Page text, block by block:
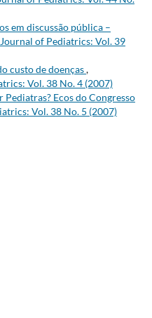
em discussão pública –
of Pediatrics: Vol. 39
custo de doenças,
Vol. 38 No. 4 (2007)
Pediatras? Ecos do Congresso
Vol. 38 No. 5 (2007)